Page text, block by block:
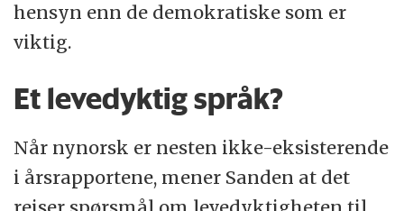
hensyn enn de demokratiske som er
viktig.
Et levedyktig språk?
Når nynorsk er nesten ikke-eksisterende
i årsrapportene, mener Sanden at det
reiser spørsmål om levedyktigheten til